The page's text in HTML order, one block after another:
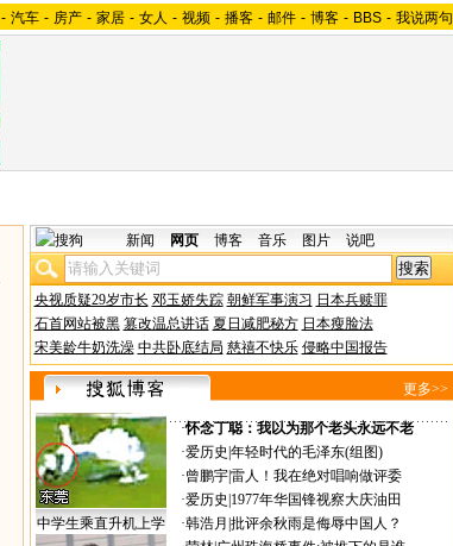
- 汽车 - 房产 - 家居 - 女人 - 视频 - 播客 - 邮件 - 博客 - BBS - 我说两句
新闻 网页 博客 音乐 图片 说吧
央视质疑29岁市长 邓玉娇失踪 朝鲜军事演习 日本兵赎罪
石首网站被黑 篡改温总讲话 夏日减肥秘方 日本瘦脸法
宋美龄牛奶洗澡 中共卧底结局 慈禧不快乐 侵略中国报告
更多>>
中学生乘直升机上学
·怀念丁聪：我以为那个老头永远不老
·爱历史 年轻时代的毛泽东(组图)
·曾鹏宇|雷人！我在绝对唱响做评委
·爱历史 1977年华国锋视察大庆油田
·韩浩月 批评余秋雨是侮辱中国人？